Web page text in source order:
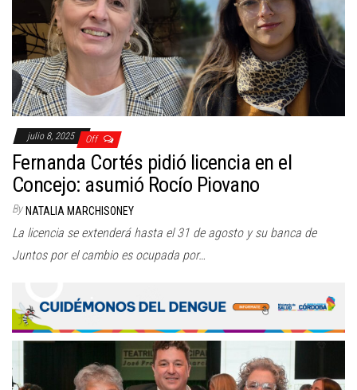
julio 8, 2025 Off
Fernanda Cortés pidió licencia en el
Concejo: asumió Rocío Piovano
By NATALIA MARCHISONEY
La licencia se extenderá hasta el 31 de agosto y su banca de
Juntos por el cambio es ocupada por…